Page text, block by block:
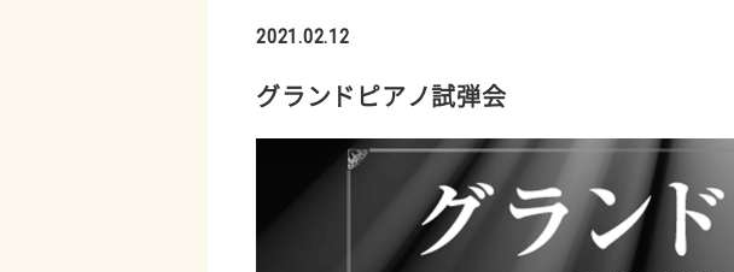
2021.02.12
グランドピアノ試弾会